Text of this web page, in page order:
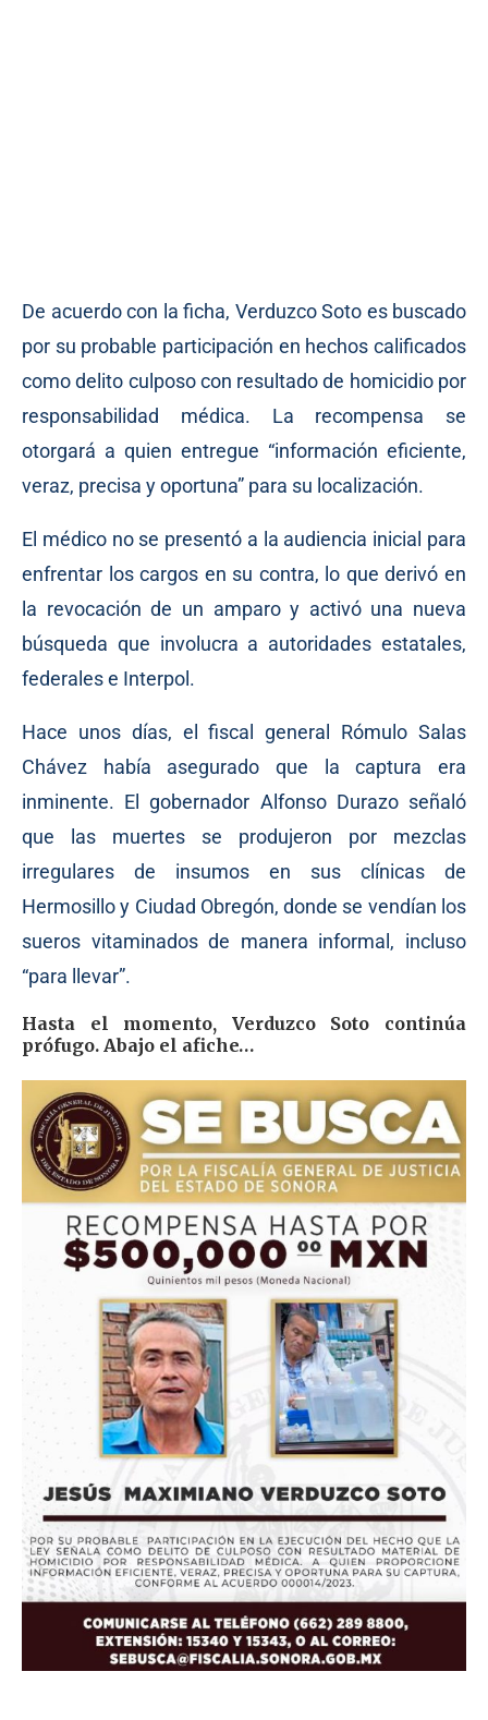
De acuerdo con la ficha, Verduzco Soto es buscado
por su probable participación en hechos calificados
como delito culposo con resultado de homicidio por
responsabilidad médica. La recompensa se
otorgará a quien entregue “información eficiente,
veraz, precisa y oportuna” para su localización.
El médico no se presentó a la audiencia inicial para
enfrentar los cargos en su contra, lo que derivó en
la revocación de un amparo y activó una nueva
búsqueda que involucra a autoridades estatales,
federales e Interpol.
Hace unos días, el fiscal general Rómulo Salas
Chávez había asegurado que la captura era
inminente. El gobernador Alfonso Durazo señaló
que las muertes se produjeron por mezclas
irregulares de insumos en sus clínicas de
Hermosillo y Ciudad Obregón, donde se vendían los
sueros vitaminados de manera informal, incluso
“para llevar”.
Hasta el momento, Verduzco Soto continúa
prófugo. Abajo el afiche…